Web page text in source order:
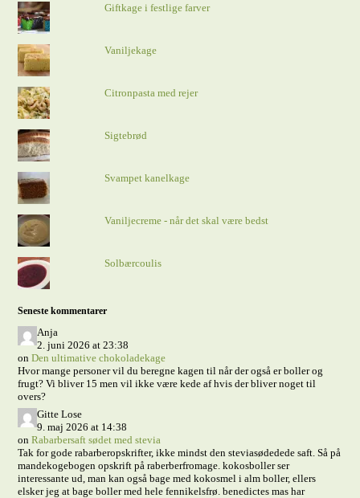
Giftkage i festlige farver
Vaniljekage
Citronpasta med rejer
Sigtebrød
Svampet kanelkage
Vaniljecreme - når det skal være bedst
Solbærcoulis
Seneste kommentarer
Anja
2. juni 2026 at 23:38
onDen ultimative chokoladekage
Hvor mange personer vil du beregne kagen til når der også er boller og
frugt? Vi bliver 15 men vil ikke være kede af hvis der bliver noget til
overs?
Gitte Lose
9. maj 2026 at 14:38
onRabarbersaft sødet med stevia
Tak for gode rabarberopskrifter, ikke mindst den steviasødedede saft. Så på
mandekogebogen opskrift på raberberfromage. kokosboller ser
interessante ud, man kan også bage med kokosmel i alm boller, ellers
elsker jeg at bage boller med hele fennikelsfrø. benedictes mas har